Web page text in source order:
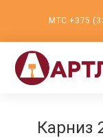
содержимому
МТС +375
Карниз